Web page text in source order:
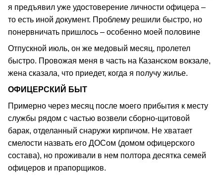
я предъявил уже удостоверение личности офицера –
то есть иной документ. Проблему решили быстро, но
понервничать пришлось – особенно моей половине
Отпускной июль, он же медовый месяц, пролетел
быстро. Провожая меня в часть на Казанском вокзале,
жена сказала, что приедет, когда я получу жилье.
ОФИЦЕРСКИЙ БЫТ
Примерно через месяц после моего прибытия к месту
службы рядом с частью возвели сборно-щитовой
барак, отделанный снаружи кирпичом. Не хватает
смелости назвать его ДОСом (домом офицерского
состава), но проживали в нем полтора десятка семей
офицеров и прапорщиков.